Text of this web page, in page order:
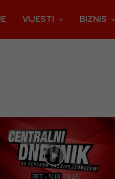
VIJESTI BIZNIS